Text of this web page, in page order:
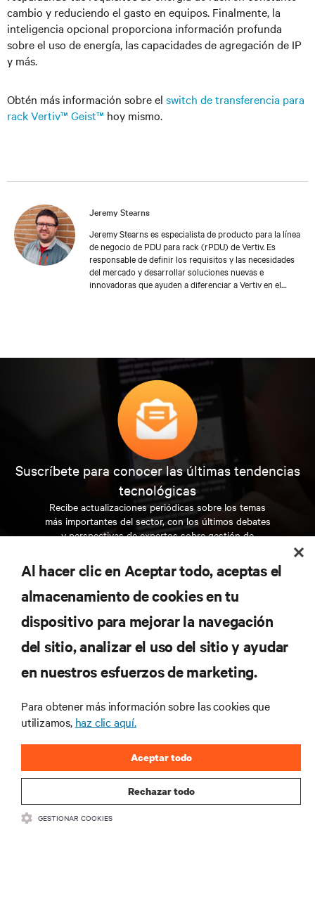
cambio y reduciendo el gasto en equipos. Finalmente, la
inteligencia opcional proporciona información profunda
sobre el uso de energía, las capacidades de agregación de IP
y más.
Obtén más información sobre el switch de transferencia para
rack Vertiv™ Geist™ hoy mismo.
Jeremy Stearns
Jeremy Stearns es especialista de producto para la línea
de negocio de PDU para rack (rPDU) de Vertiv. Es
responsable de definir los requisitos y las necesidades
del mercado y desarrollar soluciones nuevas e
innovadoras que ayuden a diferenciar a Vertiv en el
Suscríbete para conocer las últimas tendencias
tecnológicas
Recibe actualizaciones periódicas sobre los temas
más importantes del sector, con los últimos debates
y perspectivas de expertos sobre gestión de
REGÍSTRATE AHORA
SOPORTE
CORPORATIVO
CONECTA CON NOSOTROS
Al hacer clic en Aceptar todo, aceptas el
almacenamiento de cookies en tu
dispositivo para mejorar la navegación
del sitio, analizar el uso del sitio y ayudar
en nuestros esfuerzos de marketing.
Para obtener más información sobre las cookies que
utilizamos, haz clic aquí.
Rechazar todo
Aceptar todo
GESTIONAR COOKIES